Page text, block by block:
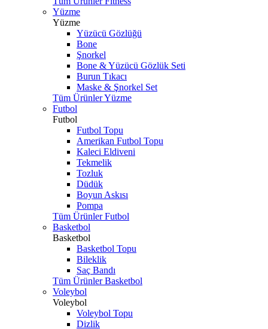
Yüzme
Yüzme
Yüzücü Gözlüğü
Bone
Şnorkel
Bone & Yüzücü Gözlük Seti
Burun Tıkacı
Maske & Şnorkel Set
Tüm Ürünler Yüzme
Futbol
Futbol
Futbol Topu
Amerikan Futbol Topu
Kaleci Eldiveni
Tekmelik
Tozluk
Düdük
Boyun Askısı
Pompa
Tüm Ürünler Futbol
Basketbol
Basketbol
Basketbol Topu
Bileklik
Saç Bandı
Tüm Ürünler Basketbol
Voleybol
Voleybol
Voleybol Topu
Dizlik